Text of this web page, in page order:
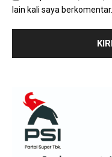
lain kali saya berkomentar.